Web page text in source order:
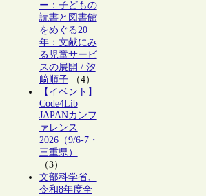
ー：子どもの
読書と図書館
をめぐる20
年：文献にみ
る児童サービ
スの展開 / 汐
﨑順子（4）
【イベント】
Code4Lib
JAPANカンフ
ァレンス
2026（9/6-7・
三重県）
（3）
文部科学省、
令和8年度全